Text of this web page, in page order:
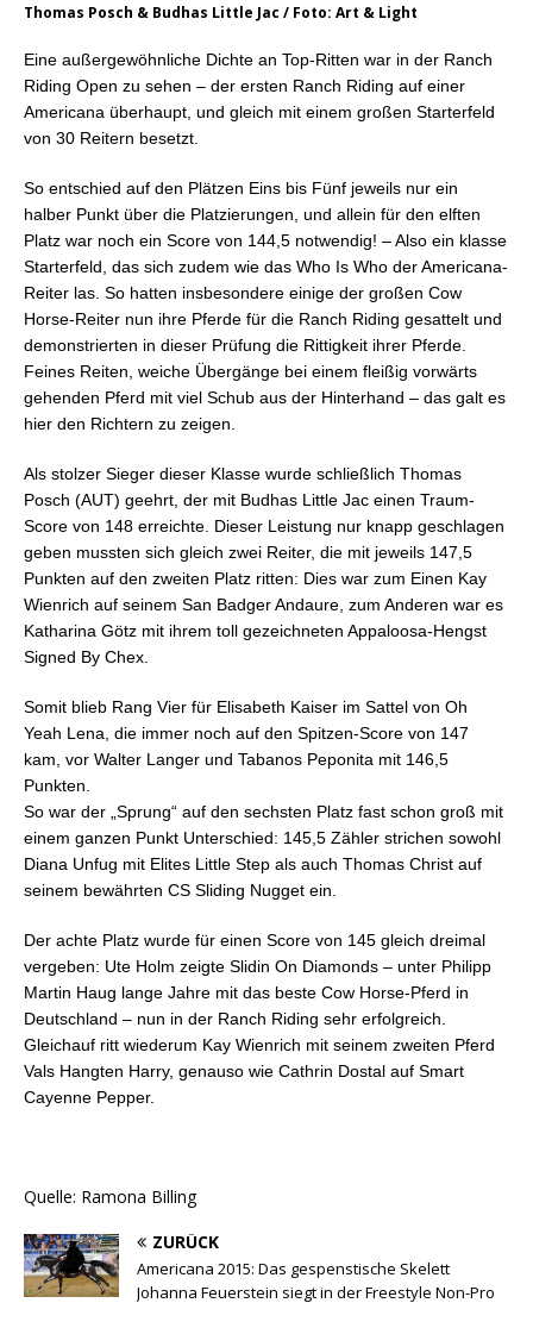
Thomas Posch & Budhas Little Jac / Foto: Art & Light
Eine außergewöhnliche Dichte an Top-Ritten war in der Ranch
Riding Open zu sehen – der ersten Ranch Riding auf einer
Americana überhaupt, und gleich mit einem großen Starterfeld
von 30 Reitern besetzt.
So entschied auf den Plätzen Eins bis Fünf jeweils nur ein
halber Punkt über die Platzierungen, und allein für den elften
Platz war noch ein Score von 144,5 notwendig! – Also ein klasse
Starterfeld, das sich zudem wie das Who Is Who der Americana-
Reiter las. So hatten insbesondere einige der großen Cow
Horse-Reiter nun ihre Pferde für die Ranch Riding gesattelt und
demonstrierten in dieser Prüfung die Rittigkeit ihrer Pferde.
Feines Reiten, weiche Übergänge bei einem fleißig vorwärts
gehenden Pferd mit viel Schub aus der Hinterhand – das galt es
hier den Richtern zu zeigen.
Als stolzer Sieger dieser Klasse wurde schließlich Thomas
Posch (AUT) geehrt, der mit Budhas Little Jac einen Traum-
Score von 148 erreichte. Dieser Leistung nur knapp geschlagen
geben mussten sich gleich zwei Reiter, die mit jeweils 147,5
Punkten auf den zweiten Platz ritten: Dies war zum Einen Kay
Wienrich auf seinem San Badger Andaure, zum Anderen war es
Katharina Götz mit ihrem toll gezeichneten Appaloosa-Hengst
Signed By Chex.
Somit blieb Rang Vier für Elisabeth Kaiser im Sattel von Oh
Yeah Lena, die immer noch auf den Spitzen-Score von 147
kam, vor Walter Langer und Tabanos Peponita mit 146,5
Punkten.
So war der „Sprung“ auf den sechsten Platz fast schon groß mit
einem ganzen Punkt Unterschied: 145,5 Zähler strichen sowohl
Diana Unfug mit Elites Little Step als auch Thomas Christ auf
seinem bewährten CS Sliding Nugget ein.
Der achte Platz wurde für einen Score von 145 gleich dreimal
vergeben: Ute Holm zeigte Slidin On Diamonds – unter Philipp
Martin Haug lange Jahre mit das beste Cow Horse-Pferd in
Deutschland – nun in der Ranch Riding sehr erfolgreich.
Gleichauf ritt wiederum Kay Wienrich mit seinem zweiten Pferd
Vals Hangten Harry, genauso wie Cathrin Dostal auf Smart
Cayenne Pepper.
Quelle: Ramona Billing
ZURÜCK
Americana 2015: Das gespenstische Skelett
Johanna Feuerstein siegt in der Freestyle Non-Pro